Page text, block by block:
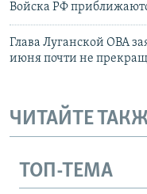
Войска РФ
Глава Луганской ОВА
июня почти не
ЧИТАЙТЕ
ТОП-ТЕМА